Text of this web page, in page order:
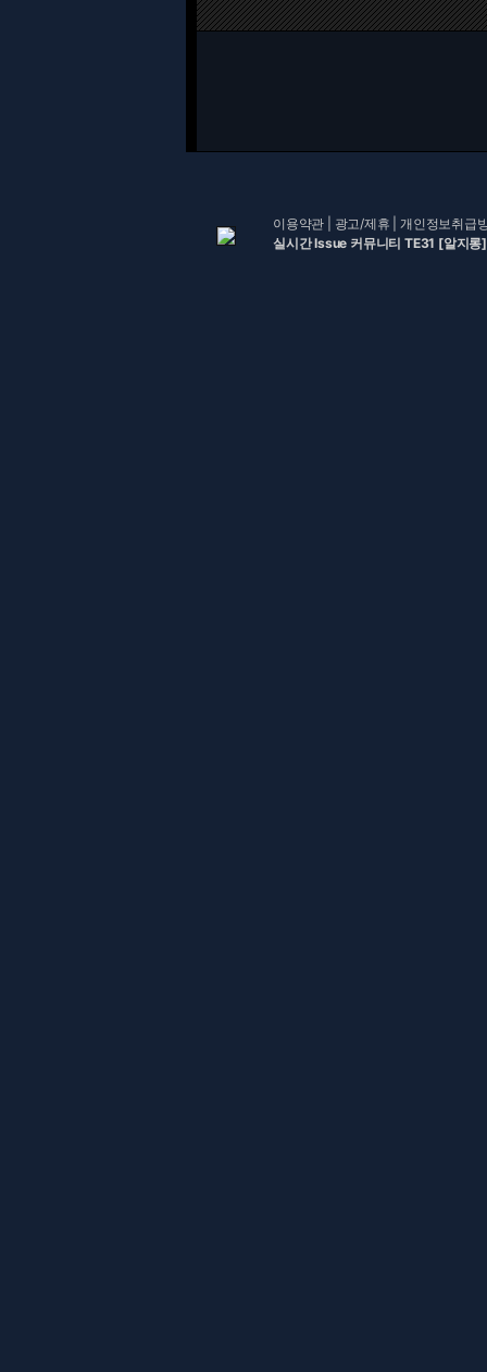
이용약관 광고/제휴 |개인정보취급
실시간 Issue 커뮤니티 TE31 [알지